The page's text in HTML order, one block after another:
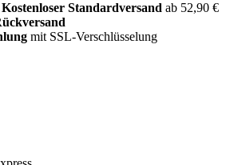
Standardversand ab 52,90 €
mit SSL-Verschlüsselung